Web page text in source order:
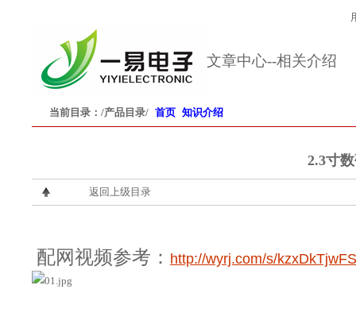
文章中心--相关介绍
当前目录： /产品目录/ 首页 知识介绍
2.3寸
返回上级目录
配网视频参考： http://wyrj.com/s/